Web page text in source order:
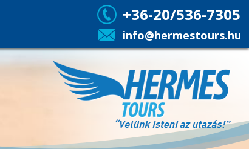
+36-20/536-7305
info@hermestours.hu